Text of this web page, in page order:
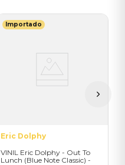
Importado
Eric Dolphy
VINIL Eric Dolphy - Out To
Lunch (Blue Note Classic) -